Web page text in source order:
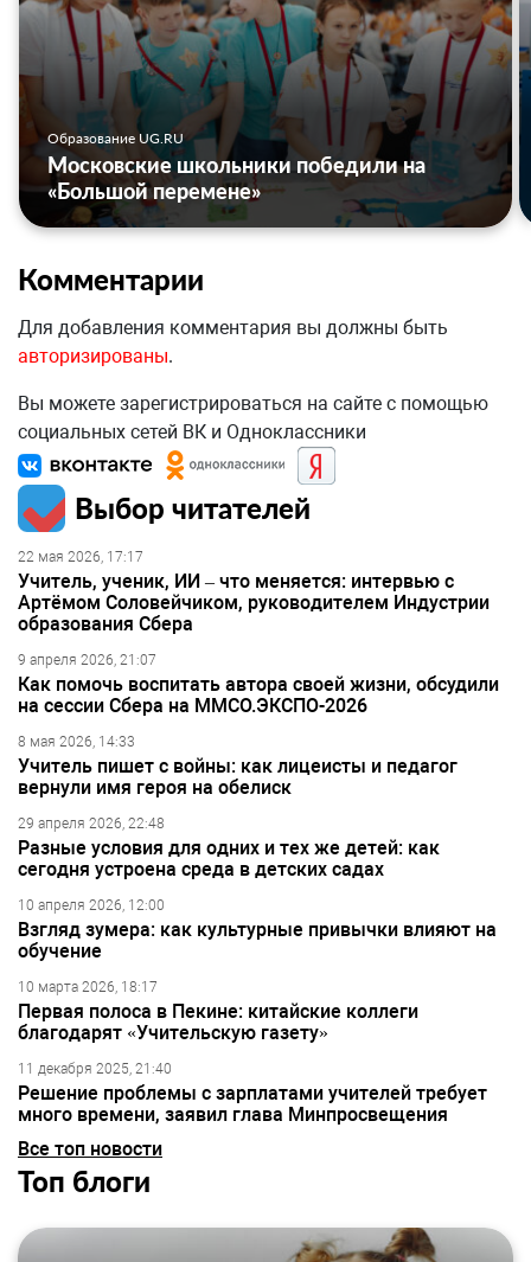
Образование UG.RU
Московские школьники победили на
«Большой перемене»
Комментарии
Для добавления комментария вы должны быть
авторизированы.
Вы можете зарегистрироваться на сайте с помощью
социальных сетей ВК и Одноклассники
Выбор читателей
22 мая 2026, 17:17
Учитель, ученик, ИИ – что меняется: интервью с
Артёмом Соловейчиком, руководителем Индустрии
образования Сбера
9 апреля 2026, 21:07
Как помочь воспитать автора своей жизни, обсудили
на сессии Сбера на ММСО.ЭКСПО-2026
8 мая 2026, 14:33
Учитель пишет с войны: как лицеисты и педагог
вернули имя героя на обелиск
29 апреля 2026, 22:48
Разные условия для одних и тех же детей: как
сегодня устроена среда в детских садах
10 апреля 2026, 12:00
Взгляд зумера: как культурные привычки влияют на
обучение
10 марта 2026, 18:17
Первая полоса в Пекине: китайские коллеги
благодарят «Учительскую газету»
11 декабря 2025, 21:40
Решение проблемы с зарплатами учителей требует
много времени, заявил глава Минпросвещения
Все топ новости
Топ блоги